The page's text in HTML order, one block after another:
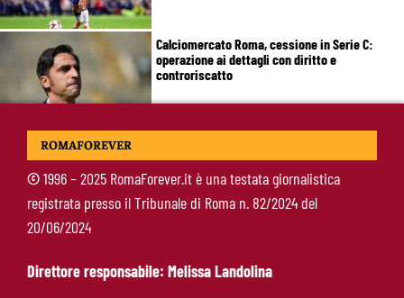
Calciomercato Roma, cessione in Serie C:
operazione ai dettagli con diritto e
controriscatto
Calciomercato Roma, tutto fatto per Molina:
ROMAFOREVER
©1996 – 2025 RomaForever.it è una testata giornalistica
registrata presso il Tribunale di Roma n. 82/2024 del
20/06/2024
Direttore responsabile: Melissa Landolina